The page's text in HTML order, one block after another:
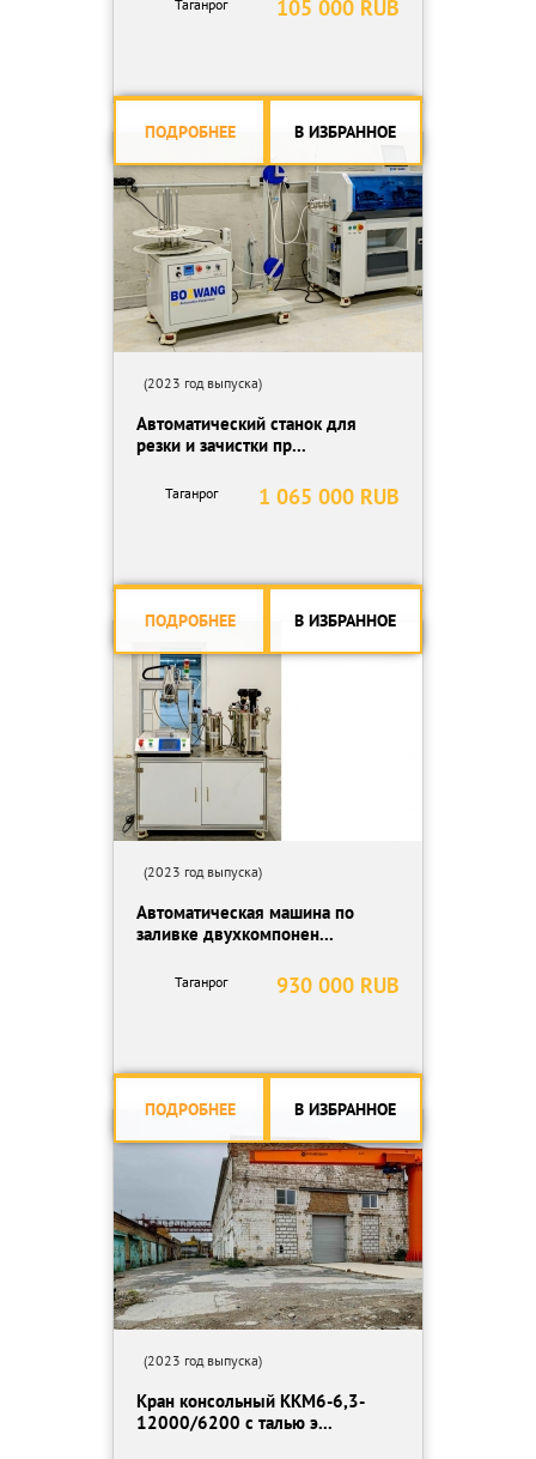
105 000 RUB
Таганрог
ПОДРОБНЕЕ В ИЗБРАННОЕ
(2023 год выпуска)
Автоматический станок для
резки и зачистки пр...
1 065 000 RUB
Таганрог
ПОДРОБНЕЕ В ИЗБРАННОЕ
(2023 год выпуска)
Автоматическая машина по
заливке двухкомпонен...
930 000 RUB
Таганрог
ПОДРОБНЕЕ В ИЗБРАННОЕ
(2023 год выпуска)
Кран консольный ККМ6-6,3-
12000/6200 с талью э...